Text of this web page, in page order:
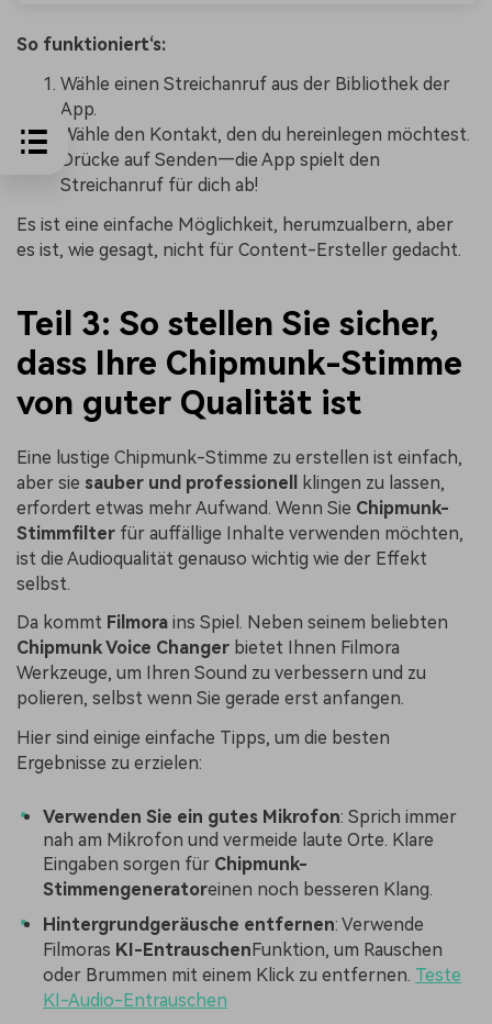
So funktioniert‘s:
Wähle einen Streichanruf aus der Bibliothek der
App.
Wähle den Kontakt, den du hereinlegen möchtest.
Drücke auf Senden—die App spielt den
Streichanruf für dich ab!
Es ist eine einfache Möglichkeit, herumzualbern, aber
es ist, wie gesagt, nicht für Content-Ersteller gedacht.
Teil 3: So stellen Sie sicher,
dass Ihre Chipmunk-Stimme
von guter Qualität ist
Eine lustige Chipmunk-Stimme zu erstellen ist einfach,
aber sie sauber und professionell
klingen zu lassen,
erfordert etwas mehr Aufwand. Wenn Sie Chipmunk-
Stimmfilter für auffällige Inhalte verwenden möchten,
ist die Audioqualität genauso wichtig wie der Effekt
selbst.
Da kommt Filmora ins Spiel. Neben seinem beliebten
Chipmunk Voice Changer bietet Ihnen Filmora
Werkzeuge, um Ihren Sound zu verbessern und zu
polieren, selbst wenn Sie gerade erst anfangen.
Hier sind einige einfache Tipps, um die besten
Ergebnisse zu erzielen:
Verwenden Sie ein gutes Mikrofon: Sprich immer
nah am Mikrofon und vermeide laute Orte. Klare
Eingaben sorgen für Chipmunk-
Stimmengeneratoreinen noch besseren Klang.
Hintergrundgeräusche entfernen: Verwende
Filmoras KI-Entrauschen Funktion, um Rauschen
oder Brummen mit einem Klick zu entfernen. Teste
KI-Audio-Entrauschen